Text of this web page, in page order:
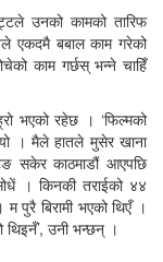
उनको कामको तारिफ
एकदमै बबाल काम गरेको
काम गर्छस् भन्ने चाहिँ
भएको रहेछ । ‘फिल्मको
। मैले हातले मुसेर खाना
सकेर काठमाडौं आएपछि
। किनकी तराईको ४४
म पुरै बिरामी भएको थिएँ ।
थिइनँ’, उनी भन्छन् ।